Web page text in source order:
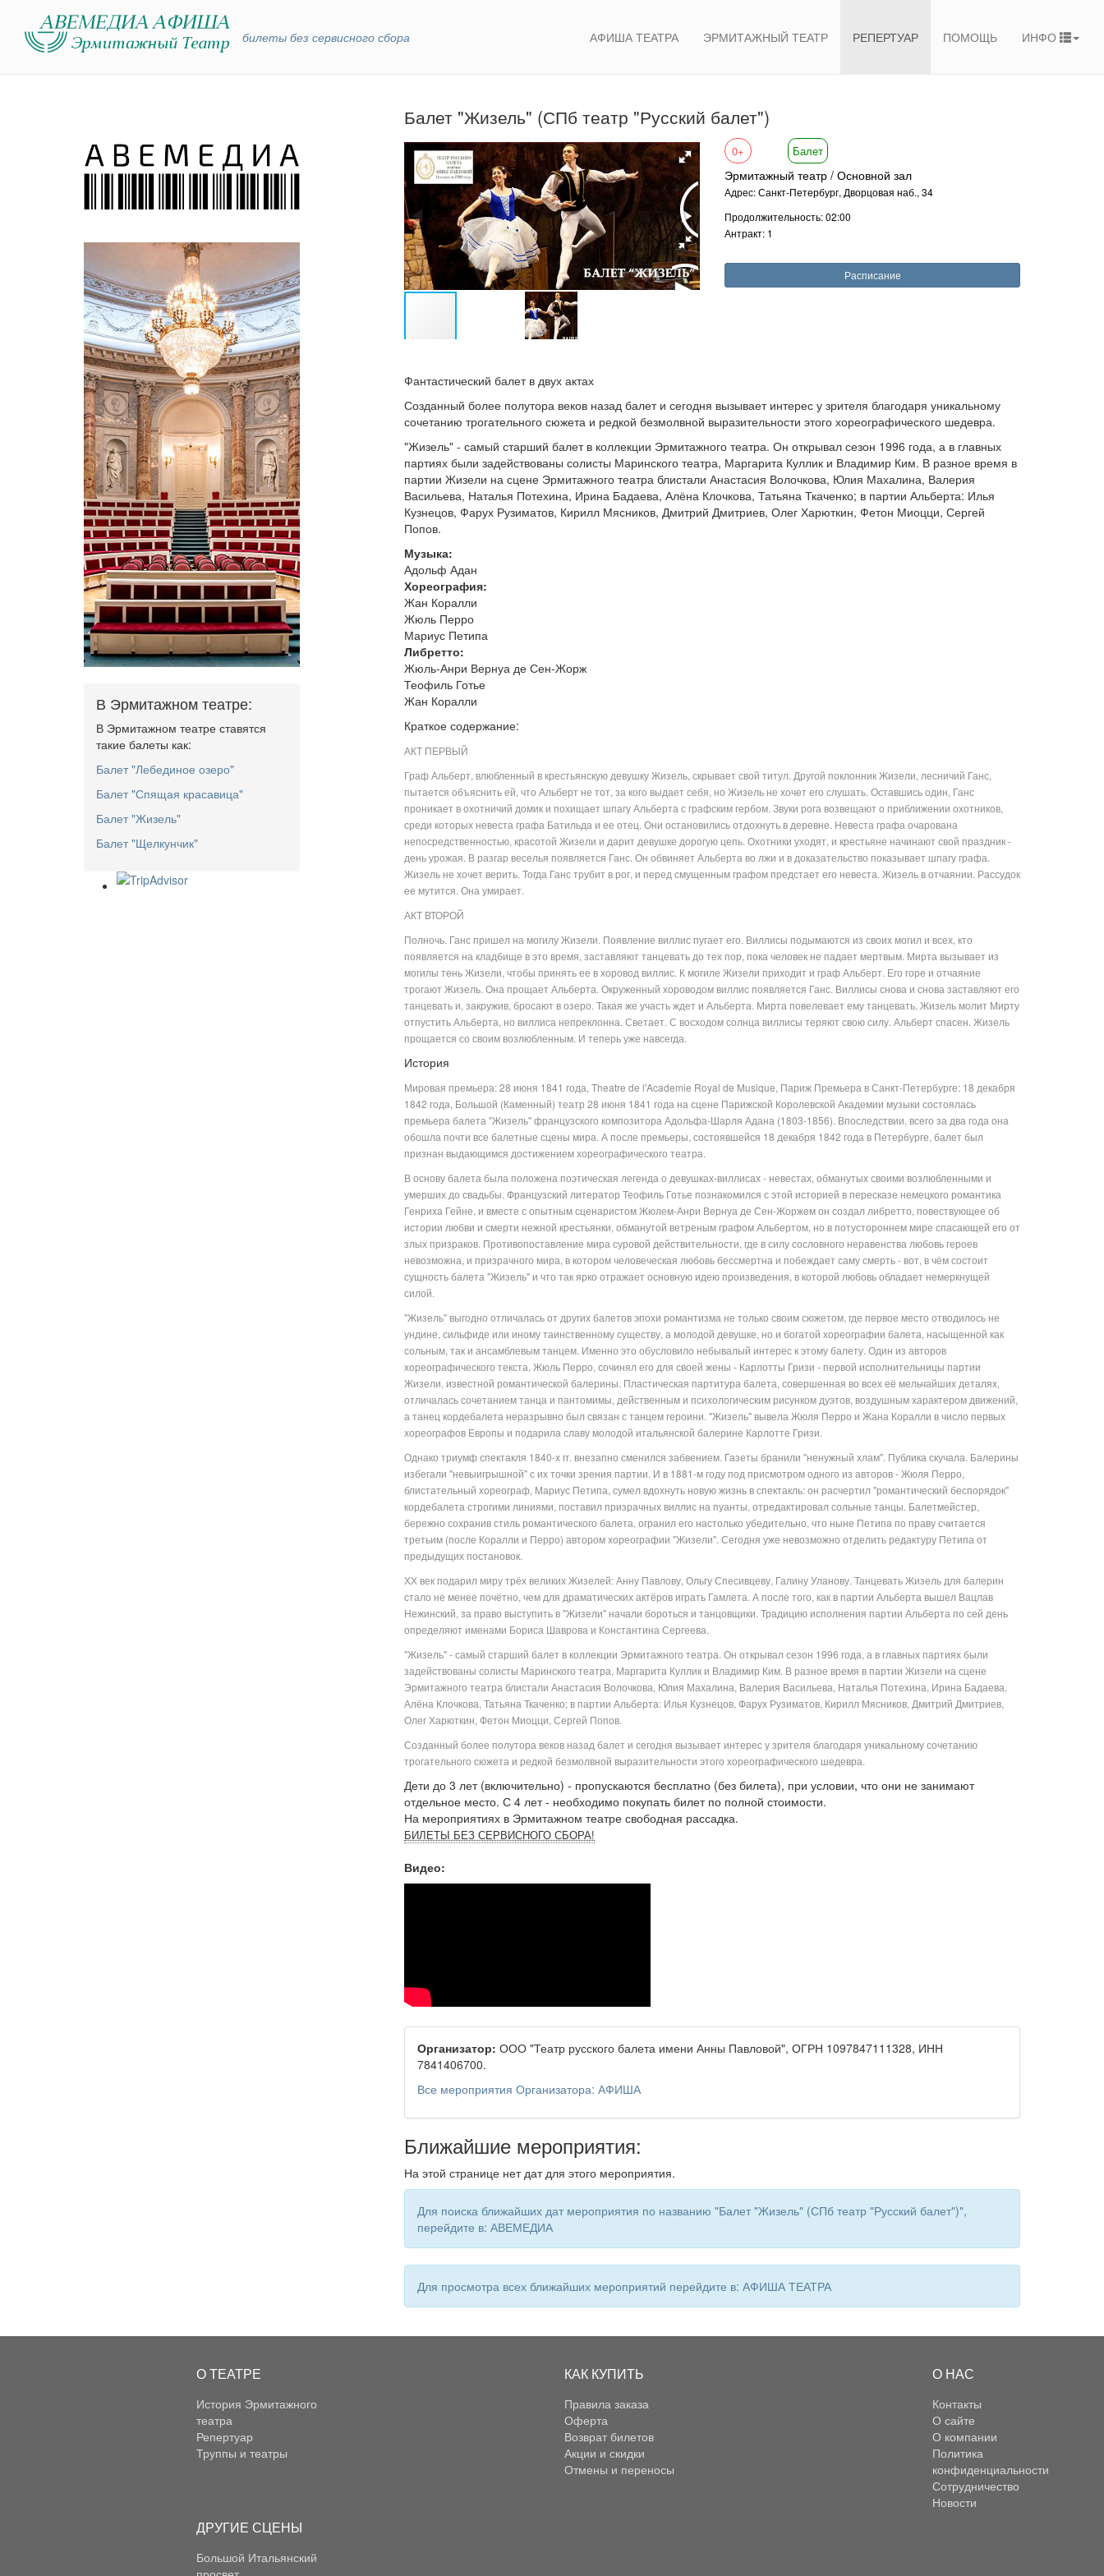
билеты без сервисного сбора АФИША ТЕАТРА ЭРМИТАЖНЫЙ ТЕАТР РЕПЕРТУАР ПОМОЩЬ ИНФО
Балет "Жизель" (СПб театр "Русский балет")
0+ Балет
Эрмитажный театр / Основной зал
Адрес: Санкт-Петербург, Дворцовая наб., 34
Продолжительность: 02:00
Антракт: 1
Расписание
Фантастический балет в двух актах
Созданный более полутора веков назад балет и сегодня вызывает интерес у зрителя благодаря уникальному
сочетанию трогательного сюжета и редкой безмолвной выразительности этого хореографического шедевра.
"Жизель" - самый старший балет в коллекции Эрмитажного театра. Он открывал сезон 1996 года, а в главных
партиях были задействованы солисты Маринского театра, Маргарита Куллик и Владимир Ким. В разное время в
партии Жизели на сцене Эрмитажного театра блистали Анастасия Волочкова, Юлия Махалина, Валерия
Васильева, Наталья Потехина, Ирина Бадаева, Алёна Клочкова, Татьяна Ткаченко; в партии Альберта: Илья
Кузнецов, Фарух Рузиматов, Кирилл Мясников, Дмитрий Дмитриев, Олег Харюткин, Фетон Миоцци, Сергей
Попов.
Музыка:
Адольф Адан
Хореография:
Жан Коралли
Жюль Перро
Мариус Петипа
Либретто:
Жюль-Анри Вернуа де Сен-Жорж
Теофиль Готье
Жан Коралли
Краткое содержание:
АКТ ПЕРВЫЙ
Граф Альберт, влюбленный в крестьянскую девушку Жизель, скрывает свой титул. Другой поклонник Жизели, лесничий Ганс,
пытается объяснить ей, что Альберт не тот, за кого выдает себя, но Жизель не хочет его слушать. Оставшись один, Ганс
проникает в охотничий домик и похищает шпагу Альберта с графским гербом. Звуки рога возвещают о приближении охотников,
среди которых невеста графа Батильда и ее отец. Они остановились отдохнуть в деревне. Невеста графа очарована
непосредственностью, красотой Жизели и дарит девушке дорогую цепь. Охотники уходят, и крестьяне начинают свой праздник -
день урожая. В разгар веселья появляется Ганс. Он обвиняет Альберта во лжи и в доказательство показывает шпагу графа.
Жизель не хочет верить. Тогда Ганс трубит в рог, и перед смущенным графом предстает его невеста. Жизель в отчаянии. Рассудок
ее мутится. Она умирает.
АКТ ВТОРОЙ
Полночь. Ганс пришел на могилу Жизели. Появление виллис пугает его. Виллисы подымаются из своих могил и всех, кто
появляется на кладбище в это время, заставляют танцевать до тех пор, пока человек не падает мертвым. Мирта вызывает из
могилы тень Жизели, чтобы принять ее в хоровод виллис. К могиле Жизели приходит и граф Альберт. Его горе и отчаяние
трогают Жизель. Она прощает Альберта. Окруженный хороводом виллис появляется Ганс. Виллисы снова и снова заставляют его
танцевать и, закружив, бросают в озеро. Такая же участь ждет и Альберта. Мирта повелевает ему танцевать. Жизель молит Мирту
отпустить Альберта, но виллиса непреклонна. Светает. С восходом солнца виллисы теряют свою силу. Альберт спасен. Жизель
прощается со своим возлюбленным. И теперь уже навсегда.
История
Мировая премьера: 28 июня 1841 года, Theatre de l'Academie Royal de Musique, Париж Премьера в Санкт-Петербурге: 18 декабря
1842 года, Большой (Каменный) театр 28 июня 1841 года на сцене Парижской Королевской Академии музыки состоялась
премьера балета "Жизель" французского композитора Адольфа-Шарля Адана (1803-1856). Впоследствии, всего за два года она
обошла почти все балетные сцены мира. А после премьеры, состоявшейся 18 декабря 1842 года в Петербурге, балет был
признан выдающимся достижением хореографического театра.
В основу балета была положена поэтическая легенда о девушках-виллисах - невестах, обманутых своими возлюбленными и
умерших до свадьбы. Французский литератор Теофиль Готье познакомился с этой историей в пересказе немецкого романтика
Генриха Гейне, и вместе с опытным сценаристом Жюлем-Анри Вернуа де Сен-Жоржем он создал либретто, повествующее об
истории любви и смерти нежной крестьянки, обманутой ветреным графом Альбертом, но в потустороннем мире спасающей его от
злых призраков. Противопоставление мира суровой действительности, где в силу сословного неравенства любовь героев
невозможна, и призрачного мира, в котором человеческая любовь бессмертна и побеждает саму смерть - вот, в чём состоит
сущность балета "Жизель" и что так ярко отражает основную идею произведения, в которой любовь обладает немеркнущей
силой.
"Жизель" выгодно отличалась от других балетов эпохи романтизма не только своим сюжетом, где первое место отводилось не
ундине, сильфиде или иному таинственному существу, а молодой девушке, но и богатой хореографии балета, насыщенной как
сольным, так и ансамблевым танцем. Именно это обусловило небывалый интерес к этому балету. Один из авторов
хореографического текста, Жюль Перро, сочинял его для своей жены - Карлотты Гризи - первой исполнительницы партии
Жизели, известной романтической балерины. Пластическая партитура балета, совершенная во всех её мельчайших деталях,
отличалась сочетанием танца и пантомимы, действенным и психологическим рисунком дуэтов, воздушным характером движений,
а танец кордебалета неразрывно был связан с танцем героини. "Жизель" вывела Жюля Перро и Жана Коралли в число первых
хореографов Европы и подарила славу молодой итальянской балерине Карлотте Гризи.
Однако триумф спектакля 1840-х гг. внезапно сменился забвением. Газеты бранили "ненужный хлам". Публика скучала. Балерины
избегали "невыигрышной" с их точки зрения партии. И в 1881-м году под присмотром одного из авторов - Жюля Перро,
блистательный хореограф, Мариус Петипа, сумел вдохнуть новую жизнь в спектакль: он расчертил "романтический беспорядок"
кордебалета строгими линиями, поставил призрачных виллис на пуанты, отредактировал сольные танцы. Балетмейстер,
бережно сохранив стиль романтического балета, огранил его настолько убедительно, что ныне Петипа по праву считается
третьим (после Коралли и Перро) автором хореографии "Жизели". Сегодня уже невозможно отделить редактуру Петипа от
предыдущих постановок.
ХХ век подарил миру трёх великих Жизелей: Анну Павлову, Ольгу Спесивцеву, Галину Уланову. Танцевать Жизель для балерин
стало не менее почётно, чем для драматических актёров играть Гамлета. А после того, как в партии Альберта вышел Вацлав
Нежинский, за право выступить в "Жизели" начали бороться и танцовщики. Традицию исполнения партии Альберта по сей день
определяют именами Бориса Шаврова и Константина Сергеева.
"Жизель" - самый старший балет в коллекции Эрмитажного театра. Он открывал сезон 1996 года, а в главных партиях были
задействованы солисты Маринского театра, Маргарита Куллик и Владимир Ким. В разное время в партии Жизели на сцене
Эрмитажного театра блистали Анастасия Волочкова, Юлия Махалина, Валерия Васильева, Наталья Потехина, Ирина Бадаева,
Алёна Клочкова, Татьяна Ткаченко; в партии Альберта: Илья Кузнецов, Фарух Рузиматов, Кирилл Мясников, Дмитрий Дмитриев,
Олег Харюткин, Фетон Миоцци, Сергей Попов.
Созданный более полутора веков назад балет и сегодня вызывает интерес у зрителя благодаря уникальному сочетанию
трогательного сюжета и редкой безмолвной выразительности этого хореографического шедевра.
Дети до 3 лет (включительно) - пропускаются бесплатно (без билета), при условии, что они не занимают
отдельное место. С 4 лет - необходимо покупать билет по полной стоимости.
На мероприятиях в Эрмитажном театре свободная рассадка.
БИЛЕТЫ БЕЗ СЕРВИСНОГО СБОРА!
Видео:
Организатор: ООО "Театр русского балета имени Анны Павловой", ОГРН 1097847111328, ИНН
7841406700.
Все мероприятия Организатора: АФИША
Ближайшие мероприятия:
На этой странице нет дат для этого мероприятия.
Для поиска ближайших дат мероприятия по названию "Балет "Жизель" (СПб театр "Русский балет")",
перейдите в: АВЕМЕДИА
Для просмотра всех ближайших мероприятий перейдите в: АФИША ТЕАТРА
В Эрмитажном театре:
В Эрмитажном театре ставятся
такие балеты как:
Балет "Лебединое озеро"
Балет "Спящая красавица"
Балет "Жизель"
Балет "Щелкунчик"
О ТЕАТРЕ
История Эрмитажного
театра
Репертуар
Труппы и театры
КАК КУПИТЬ
Правила заказа
Оферта
Возврат билетов
Акции и скидки
Отмены и переносы
О НАС
Контакты
О сайте
О компании
Политика
конфиденциальности
Сотрудничество
Новости
ДРУГИЕ СЦЕНЫ
Большой Итальянский